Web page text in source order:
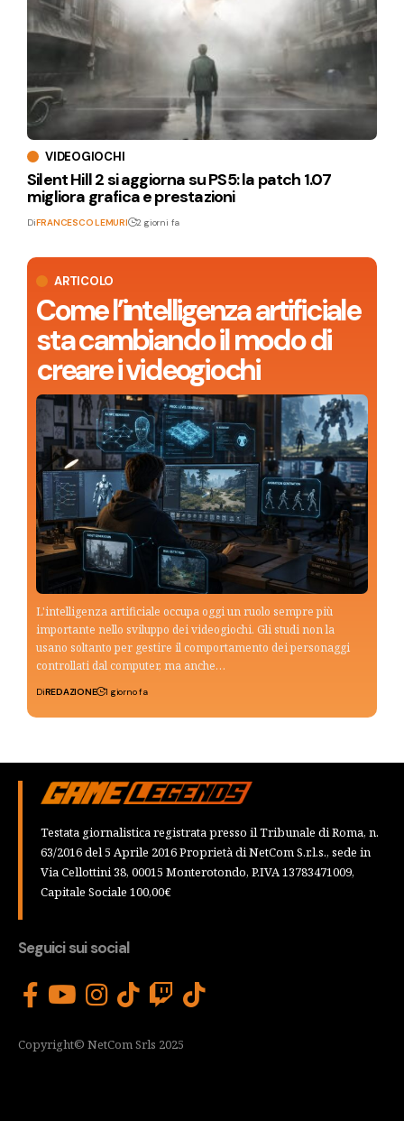
ARTICOLO
Come l’intelligenza artificiale
sta cambiando il modo di
creare i videogiochi
L'intelligenza artificiale occupa oggi un ruolo sempre più
importante nello sviluppo dei videogiochi. Gli studi non la
usano soltanto per gestire il comportamento dei personaggi
controllati dal computer, ma anche…
DiREDAZIONE 1 giorno fa
VIDEOGIOCHI
Silent Hill 2 si aggiorna su PS5: la patch 1.07
migliora grafica e prestazioni
DiFRANCESCO LEMURI 2 giorni fa
Testata giornalistica registrata presso il Tribunale di Roma, n.
63/2016 del 5 Aprile 2016 Proprietà di NetCom S.r.l.s., sede in
Via Cellottini 38, 00015 Monterotondo, P.IVA 13783471009,
Capitale Sociale 100,00€
Seguici sui social
Copyright© NetCom Srls 2025